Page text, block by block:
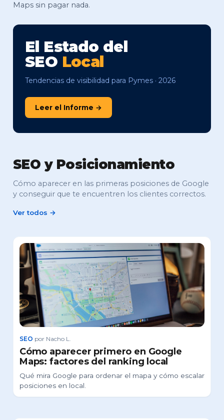
Maps sin pagar nada.
El Estado del
SEO Local
Tendencias de visibilidad para Pymes · 2026
Leer el Informe →
SEO y Posicionamiento
Cómo aparecer en las primeras posiciones de Google
y conseguir que te encuentren los clientes correctos.
Ver todos →
SEO por Nacho L.
Cómo aparecer primero en Google
Maps: factores del ranking local
Qué mira Google para ordenar el mapa y cómo escalar
posiciones en local.